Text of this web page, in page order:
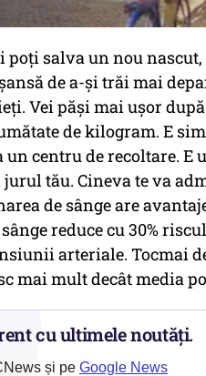
poţi salva un nou
de a-şi trăi mai
Vei păşi mai uşor
de kilogram. E
un centru de recoltare. E
tău. Cineva te va
de sânge are
reduce cu 30%
arteriale. Tocmai
mai mult decât media
cu ultimele noutăți.
și pe Google News